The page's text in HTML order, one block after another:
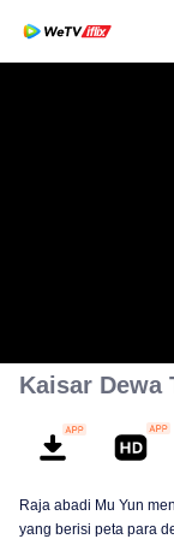
Kaisar Dewa
Raja abadi Mu Yun
yang berisi peta para